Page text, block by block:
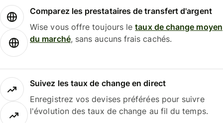
Comparez les prestataires de transfert d'argent
Wise vous offre toujours letaux de change moyen
du marché, sans aucuns frais cachés.
Suivez les taux de change en direct
Enregistrez vos devises préférées pour suivre
l'évolution des taux de change au fil du temps.